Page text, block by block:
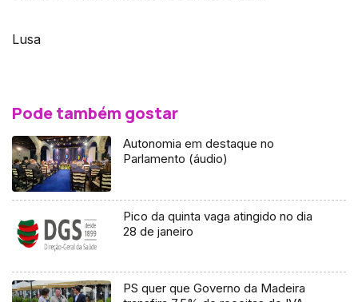
Lusa
Pode também gostar
Autonomia em destaque no
Parlamento (áudio)
Pico da quinta vaga atingido no dia
28 de janeiro
PS quer que Governo da Madeira